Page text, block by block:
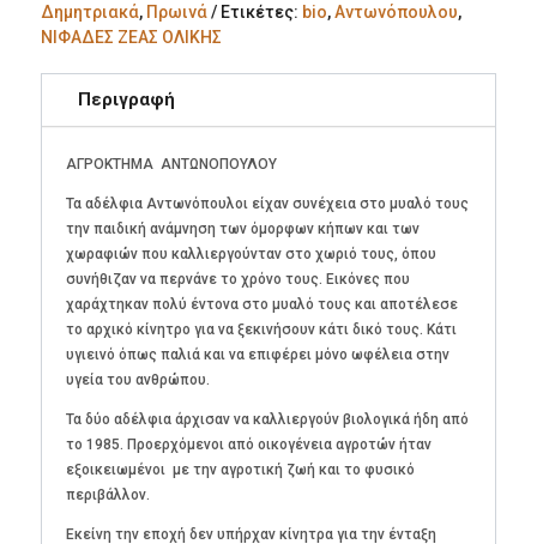
Δημητριακά, Πρωινά Ετικέτες: bio,Αντωνόπουλου,
ΝΙΦΑΔΕΣ ΖΕΑΣ ΟΛΙΚΗΣ
Περιγραφή
ΑΓΡΟΚΤΗΜΑ ΑΝΤΩΝΟΠΟΥΛΟΥ
Τα αδέλφια Αντωνόπουλοι είχαν συνέχεια στο μυαλό τους
την παιδική ανάμνηση των όμορφων κήπων και των
χωραφιών που καλλιεργούνταν στο χωριό τους, όπου
συνήθιζαν να περνάνε το χρόνο τους. Εικόνες που
χαράχτηκαν πολύ έντονα στο μυαλό τους και αποτέλεσε
το αρχικό κίνητρο για να ξεκινήσουν κάτι δικό τους. Κάτι
υγιεινό όπως παλιά και να επιφέρει μόνο ωφέλεια στην
υγεία του ανθρώπου.
Τα δύο αδέλφια άρχισαν να καλλιεργούν βιολογικά ήδη από
το 1985. Προερχόμενοι από οικογένεια αγροτών ήταν
εξοικειωμένοι με την αγροτική ζωή και το φυσικό
περιβάλλον.
Εκείνη την εποχή δεν υπήρχαν κίνητρα για την ένταξη